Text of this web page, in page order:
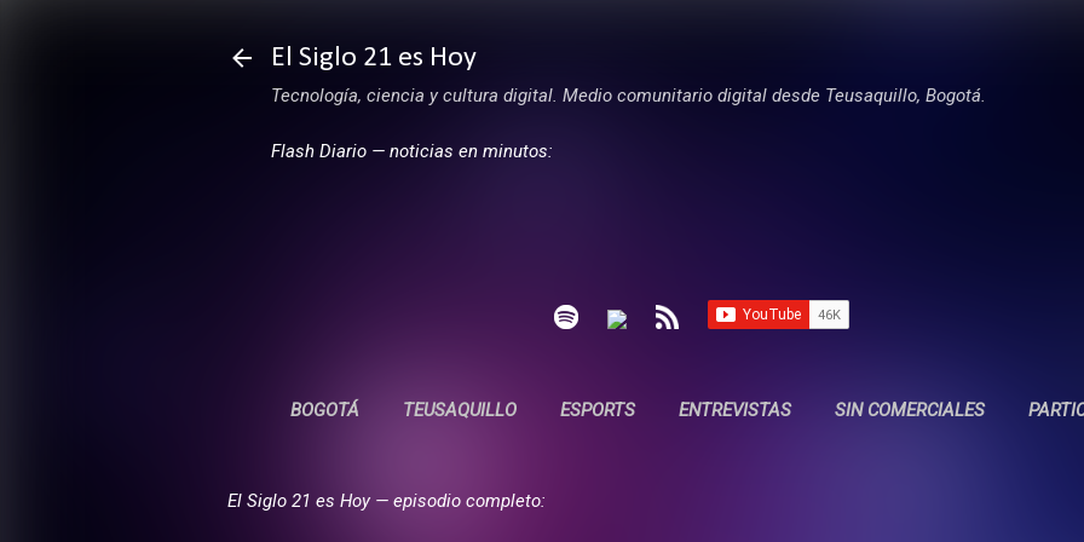
El Siglo 21 es Hoy
Tecnología, ciencia y cultura digital. Medio comunitario digital desde Teusaquillo, Bogotá.
Flash Diario — noticias en minutos:
BOGOTÁ TEUSAQUILLO ESPORTS ENTREVISTAS SIN COMERCIALES
El Siglo 21 es Hoy — episodio completo: